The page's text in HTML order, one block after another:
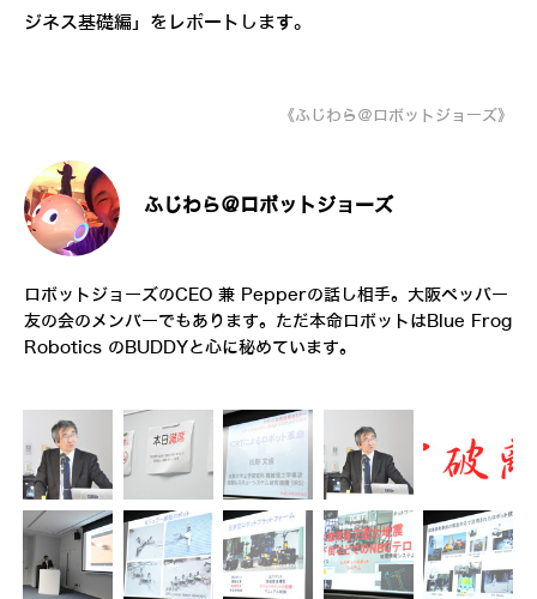
ジネス基礎編」をレポートします。
《ふじわら＠ロボットジョーズ》
ふじわら＠ロボットジョーズ
ロボットジョーズのCEO 兼 Pepperの話し相手。大阪ペッパー
友の会のメンバーでもあります。ただ本命ロボットはBlue Frog
Robotics のBUDDYと心に秘めています。